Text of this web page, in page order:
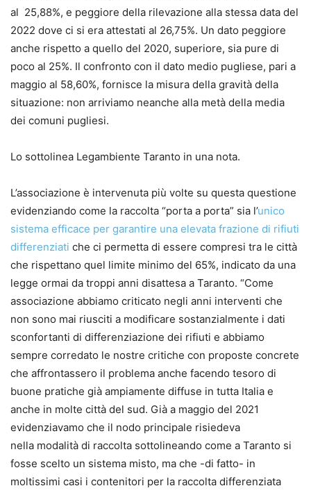
al 25,88%, e peggiore della rilevazione alla stessa data del
2022 dove ci si era attestati al 26,75%. Un dato peggiore
anche rispetto a quello del 2020, superiore, sia pure di
poco al 25%. Il confronto con il dato medio pugliese, pari a
maggio al 58,60%, fornisce la misura della gravità della
situazione: non arriviamo neanche alla metà della media
dei comuni pugliesi.
Lo sottolinea Legambiente Taranto in una nota.
L’associazione è intervenuta più volte su questa questione
evidenziando come la raccolta “porta a porta” sia l’unico
sistema efficace per garantire una elevata frazione di rifiuti
differenziati che ci permetta di essere compresi tra le città
che rispettano quel limite minimo del 65%, indicato da una
legge ormai da troppi anni disattesa a Taranto. “Come
associazione abbiamo criticato negli anni interventi che
non sono mai riusciti a modificare sostanzialmente i dati
sconfortanti di differenziazione dei rifiuti e abbiamo
sempre corredato le nostre critiche con proposte concrete
che affrontassero il problema anche facendo tesoro di
buone pratiche già ampiamente diffuse in tutta Italia e
anche in molte città del sud. Già a maggio del 2021
evidenziavamo che il nodo principale risiedeva
nella modalità di raccolta sottolineando come a Taranto si
fosse scelto un sistema misto, ma che -di fatto- in
moltissimi casi i contenitori per la raccolta differenziata